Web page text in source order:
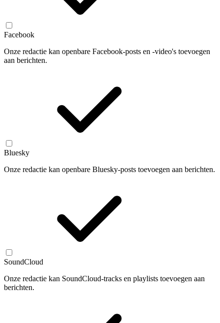
Facebook
Onze redactie kan openbare Facebook-posts en -video's toevoegen
aan berichten.
Bluesky
Onze redactie kan openbare Bluesky-posts toevoegen aan berichten.
SoundCloud
Onze redactie kan SoundCloud-tracks en playlists toevoegen aan
berichten.